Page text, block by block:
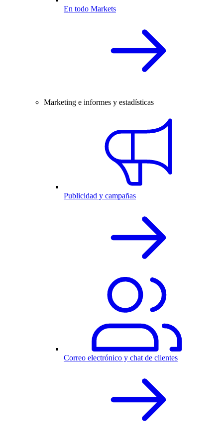
En todo Markets
Marketing e informes y estadísticas
Publicidad y campañas
Correo electrónico y chat de clientes